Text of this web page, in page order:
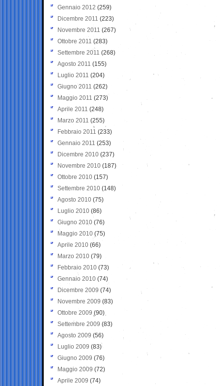
Gennaio 2012 (259)
Dicembre 2011 (223)
Novembre 2011 (267)
Ottobre 2011 (283)
Settembre 2011 (268)
Agosto 2011 (155)
Luglio 2011 (204)
Giugno 2011 (262)
Maggio 2011 (273)
Aprile 2011 (248)
Marzo 2011 (255)
Febbraio 2011 (233)
Gennaio 2011 (253)
Dicembre 2010 (237)
Novembre 2010 (187)
Ottobre 2010 (157)
Settembre 2010 (148)
Agosto 2010 (75)
Luglio 2010 (86)
Giugno 2010 (76)
Maggio 2010 (75)
Aprile 2010 (66)
Marzo 2010 (79)
Febbraio 2010 (73)
Gennaio 2010 (74)
Dicembre 2009 (74)
Novembre 2009 (83)
Ottobre 2009 (90)
Settembre 2009 (83)
Agosto 2009 (56)
Luglio 2009 (83)
Giugno 2009 (76)
Maggio 2009 (72)
Aprile 2009 (74)